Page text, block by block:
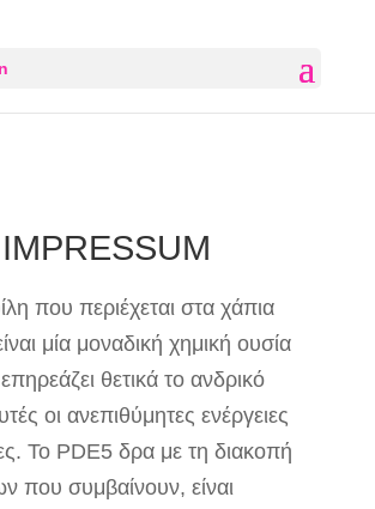
IMPRESSUM
που περιέχεται στα χάπια
μία μοναδική χημική ουσία
θετικά το ανδρικό
οι ανεπιθύμητες ενέργειες
Το PDE5 δρα με τη διακοπή
που συμβαίνουν, είναι